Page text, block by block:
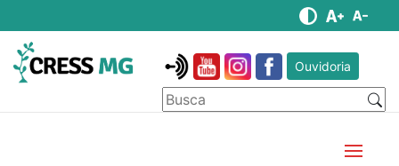
Ouvidoria